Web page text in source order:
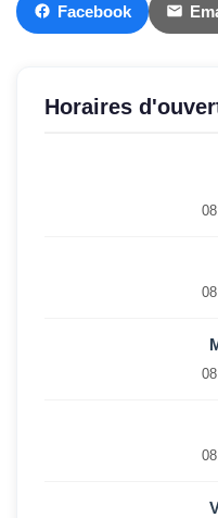
Facebook
Horaires